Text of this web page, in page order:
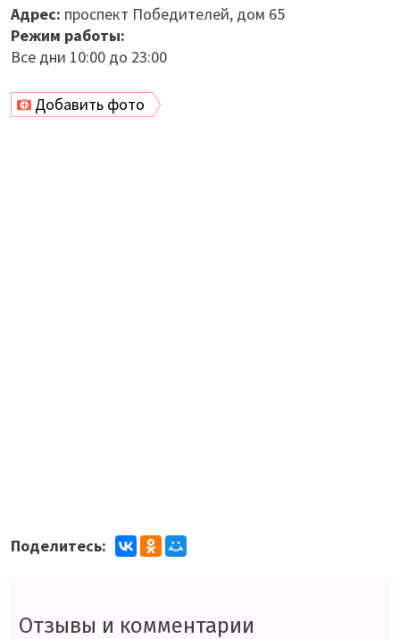
Адрес: проспект Победителей, дом 65
Режим работы:
Все дни 10:00 до 23:00
Добавить фото
Поделитесь:
Отзывы и комментарии